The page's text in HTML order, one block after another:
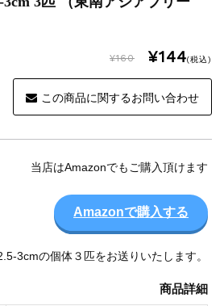
¥160 ¥144(税込)
この商品に関するお問い合わせ
当店はAmazonでもご購入頂けます
Amazonで購入する
3cmの個体３匹をお送りいたします。
商品詳細